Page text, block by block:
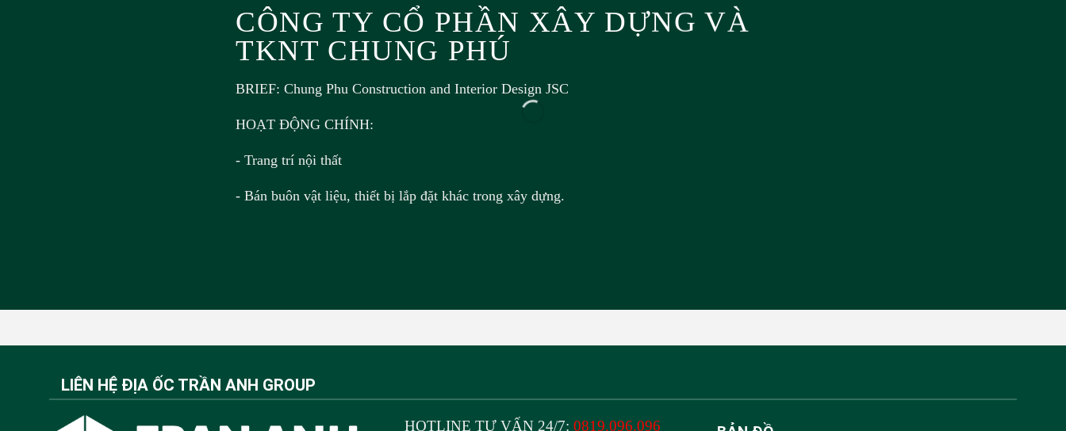
CÔNG TY CỔ PHẦN XÂY DỰNG VÀ
TKNT CHUNG PHÚ
BRIEF: Chung Phu Construction and Interior Design JSC
HOẠT ĐỘNG CHÍNH:
- Trang trí nội thất
- Bán buôn vật liệu, thiết bị lắp đặt khác trong xây dựng.
LIÊN HỆ ĐỊA ỐC TRẦN ANH GROUP
HOTLINE TƯ VẤN 24/7: 0819.096.096